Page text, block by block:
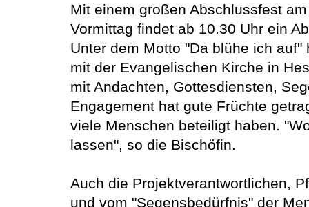
Mit einem großen Abschlussfest
Vormittag findet ab 10.30 Uhr ein
Unter dem Motto "Da blühe ich
mit der Evangelischen Kirche in
mit Andachten, Gottesdiensten,
Engagement hat gute Früchte
viele Menschen beteiligt haben.
lassen", so die Bischöfin.
Auch die Projektverantwortlichen,
und vom "Segensbedürfnis" der